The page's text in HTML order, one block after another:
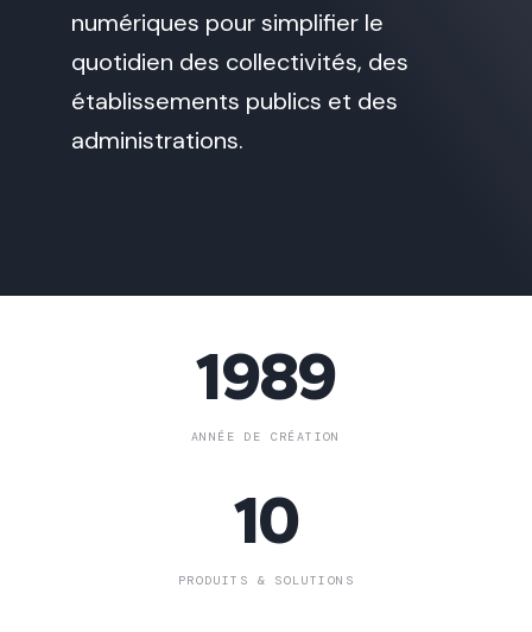
numériques pour simplifier le
quotidien des collectivités, des
établissements publics et des
administrations.
1989
ANNÉE DE CRÉATION
10
PRODUITS & SOLUTIONS